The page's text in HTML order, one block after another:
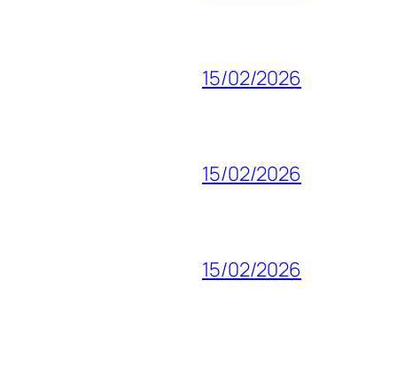
15/02/2026
15/02/2026
15/02/2026